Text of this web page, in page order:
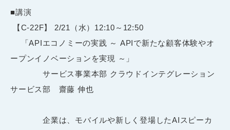
■講演
【C-22F】 2/21（水）12:10～12:50
「APIエコノミーの実践 ～ APIで新たな顧客体験やオ
ープンイノベーションを実現 ～」
サービス事業本部 クラウドインテグレーション
サービス部 齋藤 伸也
企業は、モバイルや新しく登場したAIスピーカ